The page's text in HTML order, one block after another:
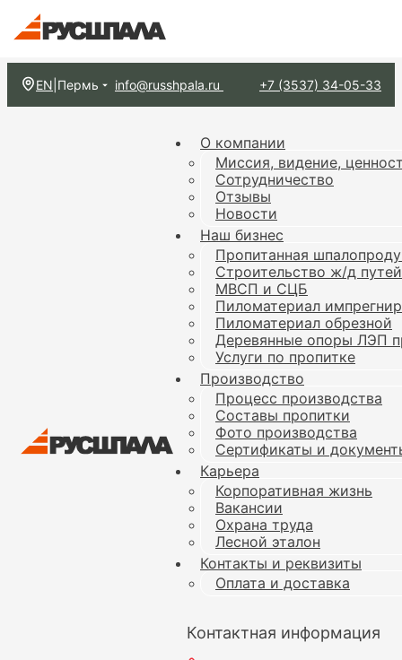
EN Пермь info@russhpala.ru +7 (3537) 34-05-33
О компании
Миссия, видение,
Сотрудничество
Отзывы
Новости
Наш бизнес
Пропитанная
Строительство ж/д путей
МВСП и СЦБ
Пиломатериал
Пиломатериал обрезной
Деревянные опоры ЛЭП
Услуги по пропитке
Производство
Процесс производства
Составы пропитки
Фото производства
Сертификаты и
Карьера
Корпоративная жизнь
Вакансии
Охрана труда
Лесной эталон
Контакты и реквизиты
Оплата и доставка
Контактная информация